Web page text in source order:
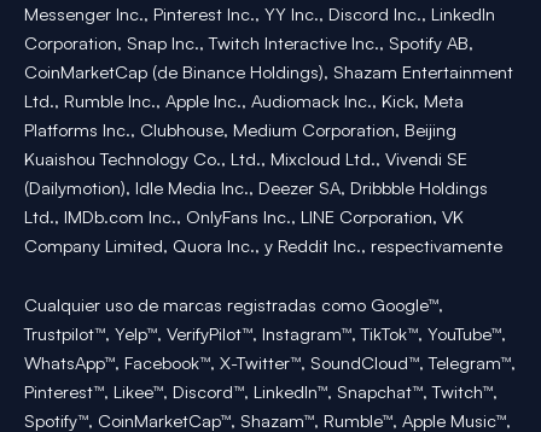
Messenger Inc., Pinterest Inc., YY Inc., Discord Inc., LinkedIn
Corporation, Snap Inc., Twitch Interactive Inc., Spotify AB,
CoinMarketCap (de Binance Holdings), Shazam Entertainment
Ltd., Rumble Inc., Apple Inc., Audiomack Inc., Kick, Meta
Platforms Inc., Clubhouse, Medium Corporation, Beijing
Kuaishou Technology Co., Ltd., Mixcloud Ltd., Vivendi SE
(Dailymotion), Idle Media Inc., Deezer SA, Dribbble Holdings
Ltd., IMDb.com Inc., OnlyFans Inc., LINE Corporation, VK
Company Limited, Quora Inc., y Reddit Inc., respectivamente
Cualquier uso de marcas registradas como Google™,
Trustpilot™, Yelp™, VerifyPilot™, Instagram™, TikTok™, YouTube™,
WhatsApp™, Facebook™, X-Twitter™, SoundCloud™, Telegram™,
Pinterest™, Likee™, Discord™, LinkedIn™, Snapchat™, Twitch™,
Spotify™, CoinMarketCap™, Shazam™, Rumble™, Apple Music™,